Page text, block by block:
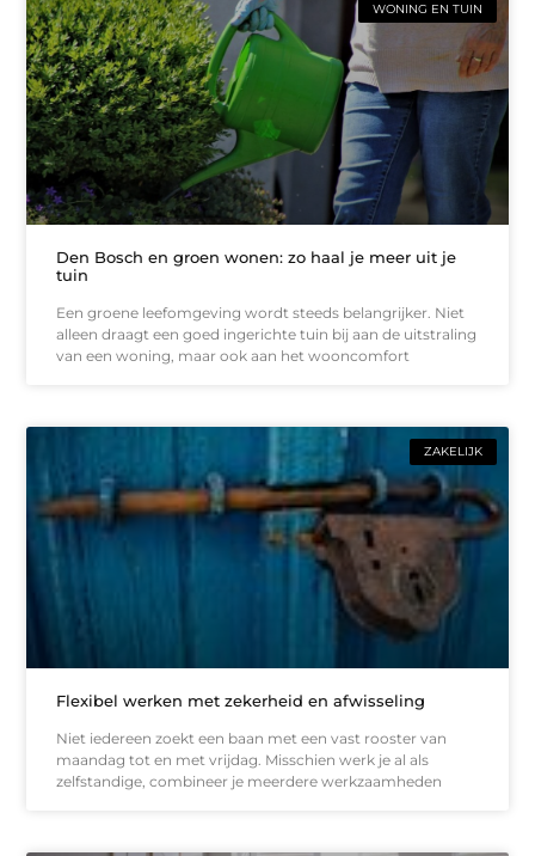
WONING EN TUIN
Den Bosch en groen wonen: zo haal je meer uit je
tuin
Een groene leefomgeving wordt steeds belangrijker. Niet
alleen draagt een goed ingerichte tuin bij aan de uitstraling
van een woning, maar ook aan het wooncomfort
ZAKELIJK
Flexibel werken met zekerheid en afwisseling
Niet iedereen zoekt een baan met een vast rooster van
maandag tot en met vrijdag. Misschien werk je al als
zelfstandige, combineer je meerdere werkzaamheden